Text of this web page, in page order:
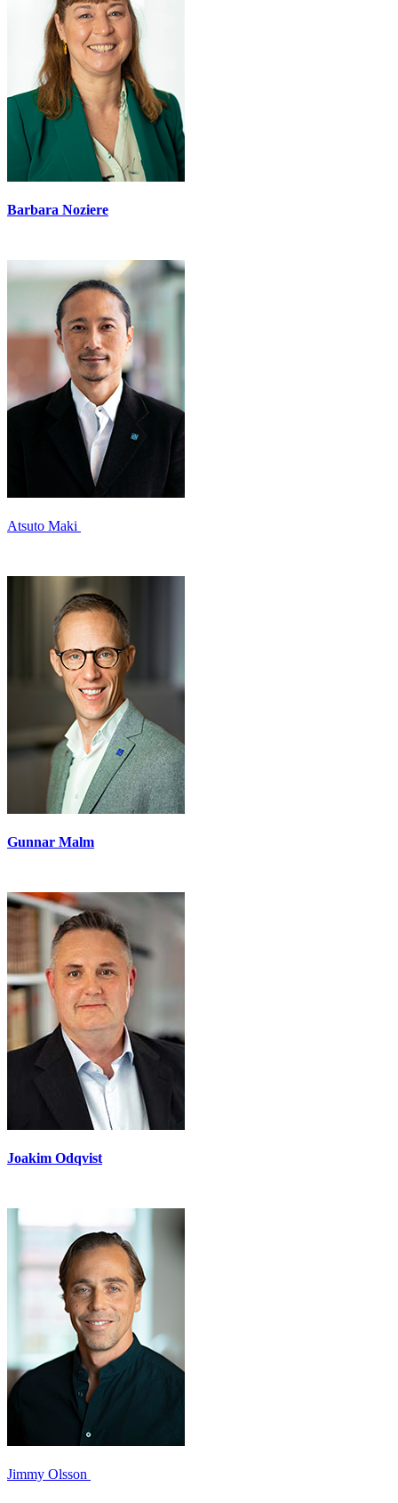
Barbara Noziere
Atsuto Maki
Gunnar Malm
Joakim Odqvist
Jimmy Olsson